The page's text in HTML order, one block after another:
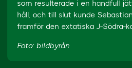
som resulterade i en handfull
håll, och till slut kunde
framför den extatiska J-Södra-
Foto: bildbyrån